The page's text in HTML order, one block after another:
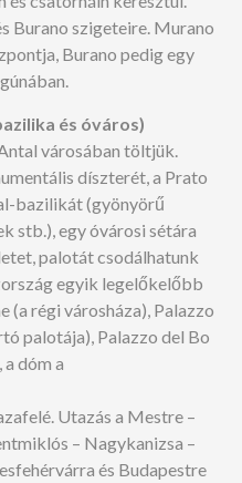
Burano szigeteire. Murano
Burano pedig egy
és óváros)
városában töltjük.
díszterét, a Prato
bazilikát (gyönyörű
stb.), egy óvárosi sétára
palotát csodálhatunk
egyik legelőkelőbb
(a régi városháza), Palazzo
palotája), Palazzo del Bo
dóm a
Utazás a Mestre –
– Nagykanizsa –
és Budapestre